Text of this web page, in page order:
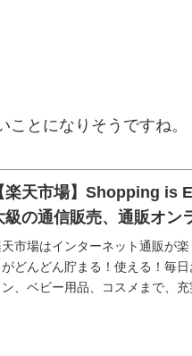
とになりそうですね。
楽天市場】Shopping is
級の通信販売、通販オン
市場はインターネット通販が
がどんどん貯まる！使える！毎
ン、ベビー用品、コスメまで、充